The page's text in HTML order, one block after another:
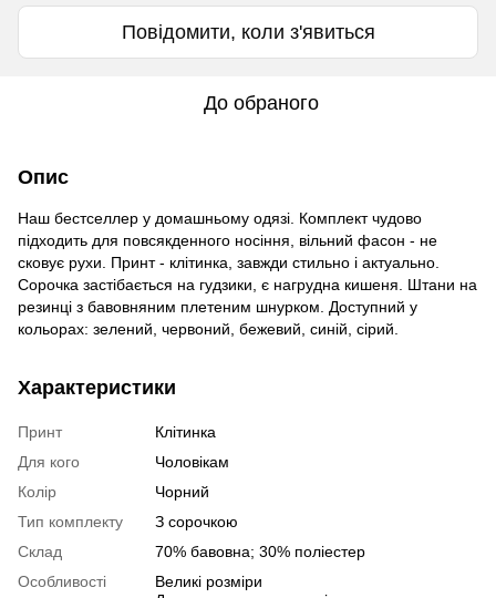
Повідомити, коли з'явиться
До обраного
Опис
Наш бестселлер у домашньому одязі. Комплект чудово
підходить для повсякденного носіння, вільний фасон - не
сковує рухи. Принт - клітинка, завжди стильно і актуально.
Сорочка застібається на гудзики, є нагрудна кишеня. Штани на
резинці з бавовняним плетеним шнурком. Доступний у
кольорах: зелений, червоний, бежевий, синій, сірий.
Характеристики
Принт
Клітинка
Для кого
Чоловікам
Колір
Чорний
Тип комплекту
З сорочкою
Склад
70% бавовна; 30% поліестер
Особливості
Великі розміри